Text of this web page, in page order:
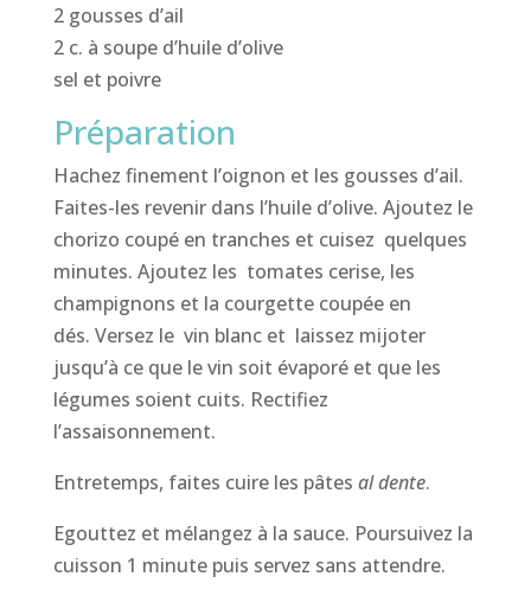
2 gousses d’ail
2 c. à soupe d’huile d’olive
sel et poivre
Préparation
Hachez finement l’oignon et les gousses d’ail.
Faites-les revenir dans l’huile d’olive. Ajoutez le
chorizo coupé ​​en tranches et cuisez quelques
minutes. Ajoutez les tomates cerise, les
champignons et la courgette coupée en
dés. Versez le vin blanc et laissez mijoter
jusqu’à ce que le vin soit évaporé et que les
légumes soient cuits. Rectifiez
l’assaisonnement.
Entretemps, faites cuire les pâtes al dente.
Egouttez et mélangez à la sauce. Poursuivez la
cuisson 1 minute puis servez sans attendre.